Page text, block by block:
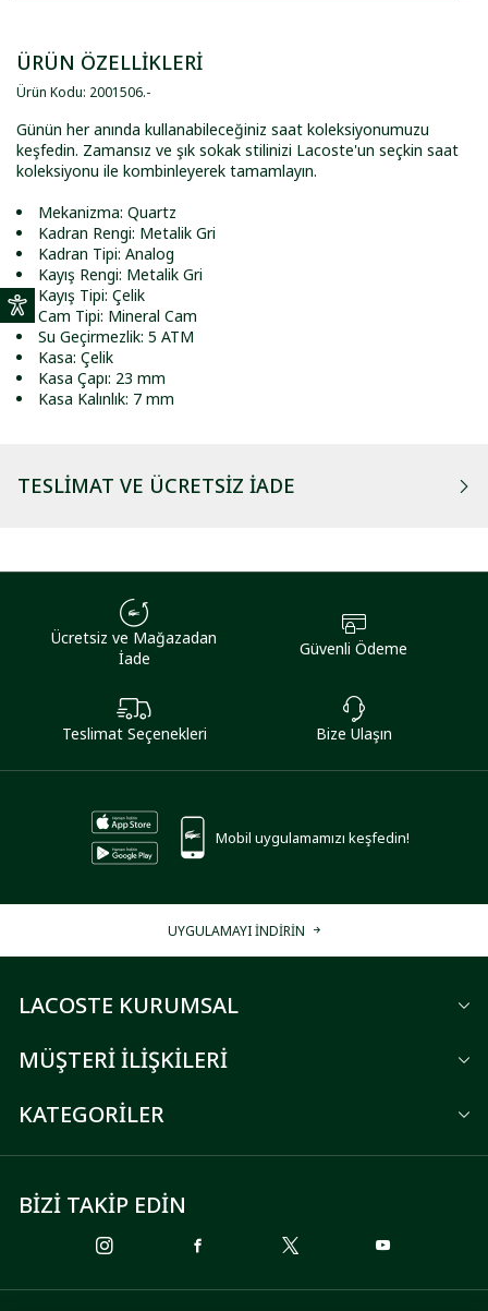
ÜRÜN ÖZELLİKLERİ
Ürün Kodu: 2001506.-
Günün her anında kullanabileceğiniz saat koleksiyonumuzu
keşfedin. Zamansız ve şık sokak stilinizi Lacoste'un seçkin saat
koleksiyonu ile kombinleyerek tamamlayın.
Mekanizma: Quartz
Kadran Rengi: Metalik Gri
Kadran Tipi: Analog
Kayış Rengi: Metalik Gri
Kayış Tipi: Çelik
Cam Tipi: Mineral Cam
Su Geçirmezlik: 5 ATM
Kasa: Çelik
Kasa Çapı: 23 mm
Kasa Kalınlık: 7 mm
TESLIMAT VE ÜCRETSIZ İADE
Ücretsiz ve Mağazadan
İade
Güvenli Ödeme
Teslimat Seçenekleri Bize Ulaşın
Mobil uygulamamızı keşfedin!
UYGULAMAYI İNDİRİN
LACOSTE KURUMSAL
MÜŞTERİ İLİŞKİLERİ
KATEGORİLER
BİZİ TAKİP EDİN